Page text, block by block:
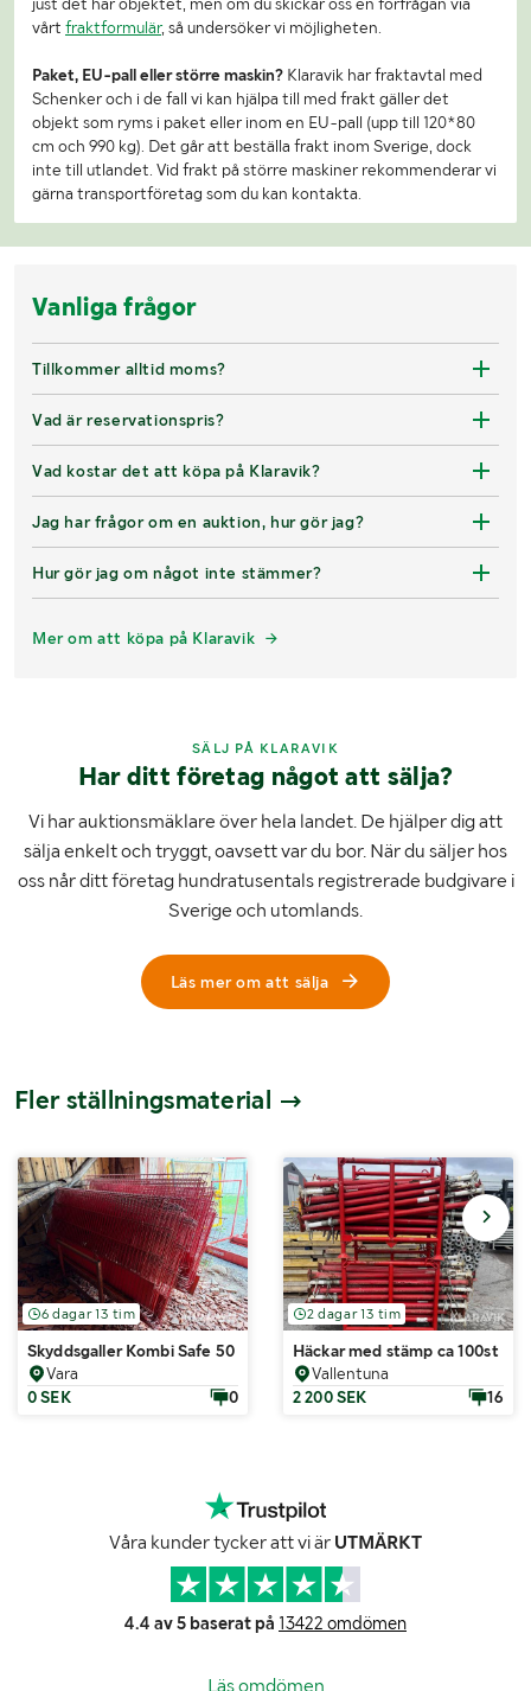
vårt fraktformulär, så undersöker vi möjligheten.
Paket, EU-pall eller större maskin? Klaravik har fraktavtal med
Schenker och i de fall vi kan hjälpa till med frakt gäller det
objekt som ryms i paket eller inom en EU-pall (upp till 120*80
cm och 990 kg). Det går att beställa frakt inom Sverige, dock
inte till utlandet. Vid frakt på större maskiner rekommenderar vi
gärna transportföretag som du kan kontakta.
Vanliga frågor
Tillkommer alltid moms?
Vad är reservationspris?
Vad kostar det att köpa på Klaravik?
Jag har frågor om en auktion, hur gör jag?
Hur gör jag om något inte stämmer?
Mer om att köpa på Klaravik
SÄLJ PÅ KLARAVIK
Har ditt företag något att sälja?
Vi har auktionsmäklare över hela landet. De hjälper dig att
sälja enkelt och tryggt, oavsett var du bor. När du säljer hos
oss når ditt företag hundratusentals registrerade budgivare i
Sverige och utomlands.
Läs mer om att sälja
Fler ställningsmaterial
6 dagar 13 tim
Skyddsgaller Kombi Safe 50 st
Vara
0 SEK
0
2 dagar 13 tim
Häckar med stämp ca 100st
Vallentuna
2 200 SEK
16
Våra kunder tycker att vi är UTMÄRKT
4.4 av 5 baserat på 13422 omdömen
Läs omdömen